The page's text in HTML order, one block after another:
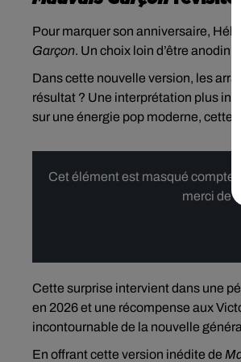
Pour marquer son anniversaire,
Garçon. Un choix loin d’être anodin
Dans cette nouvelle version, les
résultat ? Une interprétation plus
sur une énergie pop moderne, cette
Cet élément est masqué compte-
merci de
Cette surprise intervient dans une
en 2026 et une récompense aux
incontournable de la nouvelle
En offrant cette version inédite de